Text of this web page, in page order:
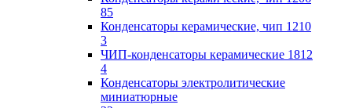
85
Конденсаторы керамические, чип 1210
3
ЧИП-конденсаторы керамические 1812
4
Конденсаторы электролитические
миниатюрные